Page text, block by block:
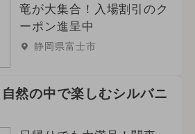
竜が大集合！入場割引のク
ーポン進呈中
静岡県富士市
然の中で楽しむシルバニ